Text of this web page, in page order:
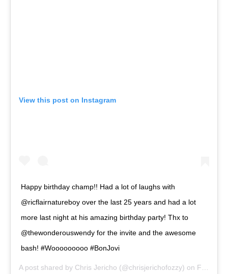
View this post on Instagram
Happy birthday champ!! Had a lot of laughs with
@ricflairnatureboy over the last 25 years and had a lot
more last night at his amazing birthday party! Thx to
@thewonderouswendy for the invite and the awesome
bash! #Wooooooooo #BonJovi
A post shared by Chris Jericho (@chrisjerichofozzy) on Feb 23, 2019 at 6:03am PST